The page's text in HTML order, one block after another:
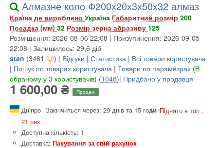
Алмазне коло Ф200х20х3х50х32 алмаз
Країна де вироблено Україна Габаритний розмір 200
Посадка (мм) 32 Розмір зерна абразиву 125
Розміщення: 2026-08-06 22:08 | Призупинення: 2026-09-05
22:08 | Залишилось: 29,6 діб
stan (3461 ) | Відгуки | Статистика | Всі товари користувача
| Пошук по товарах користувача | Товари по параметрах (В
обраному у 3 користувачів) (1048)| Придбано у продавця
1 600,00 ₴ Продаж
Днiпро Закінчиться через: 29 днів та 15 годинПіднято в топ :
21 раз
Доступна кількість: 1
Доставка: Пакування за свій рахунок